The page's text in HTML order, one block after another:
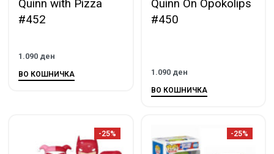
Quinn with Pizza
#452
1.090 ден
ВО КОШНИЧКА
Quinn On Opokolips
#450
1.090 ден
ВО КОШНИЧКА
-25% -25%